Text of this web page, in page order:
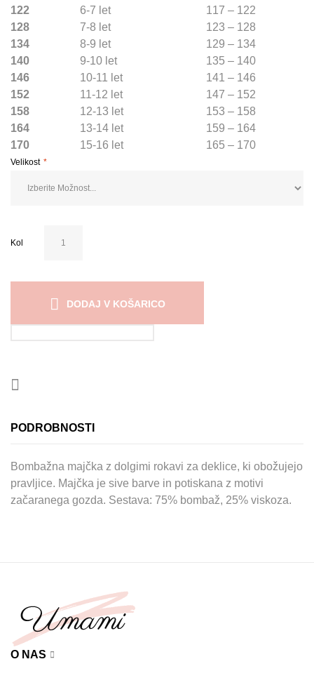
122
6-7 let
117 – 122
128
7-8 let
123 – 128
134
8-9 let
129 – 134
140
9-10 let
135 – 140
146
10-11 let
141 – 146
152
11-12 let
147 – 152
158
12-13 let
153 – 158
164
13-14 let
159 – 164
170
15-16 let 165 – 170
Velikost
Kol
DODAJ V KOŠARICO
PODROBNOSTI
Bombažna majčka z dolgimi rokavi za deklice, ki obožujejo
pravljice. Majčka je sive barve in potiskana z motivi
začaranega gozda. Sestava: 75% bombaž, 25% viskoza.
O NAS